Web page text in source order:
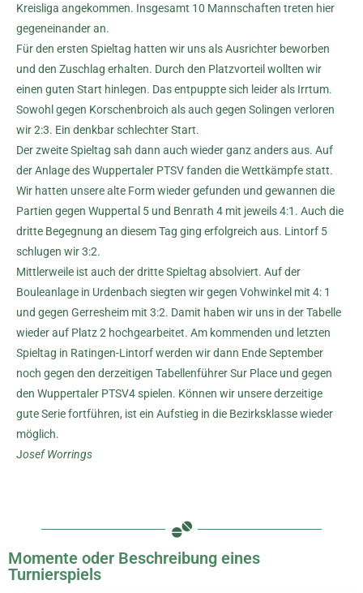
Kreisliga angekommen. Insgesamt 10 Mannschaften treten hier
gegeneinander an.
Für den ersten Spieltag hatten wir uns als Ausrichter beworben
und den Zuschlag erhalten. Durch den Platzvorteil wollten wir
einen guten Start hinlegen. Das entpuppte sich leider als Irrtum.
Sowohl gegen Korschenbroich als auch gegen Solingen verloren
wir 2:3. Ein denkbar schlechter Start.
Der zweite Spieltag sah dann auch wieder ganz anders aus. Auf
der Anlage des Wuppertaler PTSV fanden die Wettkämpfe statt.
Wir hatten unsere alte Form wieder gefunden und gewannen die
Partien gegen Wuppertal 5 und Benrath 4 mit jeweils 4:1. Auch die
dritte Begegnung an diesem Tag ging erfolgreich aus. Lintorf 5
schlugen wir 3:2.
Mittlerweile ist auch der dritte Spieltag absolviert. Auf der
Bouleanlage in Urdenbach siegten wir gegen Vohwinkel mit 4: 1
und gegen Gerresheim mit 3:2. Damit haben wir uns in der Tabelle
wieder auf Platz 2 hochgearbeitet. Am kommenden und letzten
Spieltag in Ratingen-Lintorf werden wir dann Ende September
noch gegen den derzeitigen Tabellenführer Sur Place und gegen
den Wuppertaler PTSV4 spielen. Können wir unsere derzeitige
gute Serie fortführen, ist ein Aufstieg in die Bezirksklasse wieder
möglich.
Josef Worrings
Momente oder Beschreibung eines
Turnierspiels